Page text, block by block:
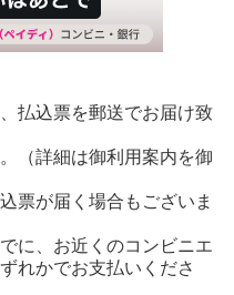
払込票を郵送でお届け致
（詳細は御利用案内を御
票が届く場合もございま
に、お近くのコンビニエ
れかでお支払いくださ